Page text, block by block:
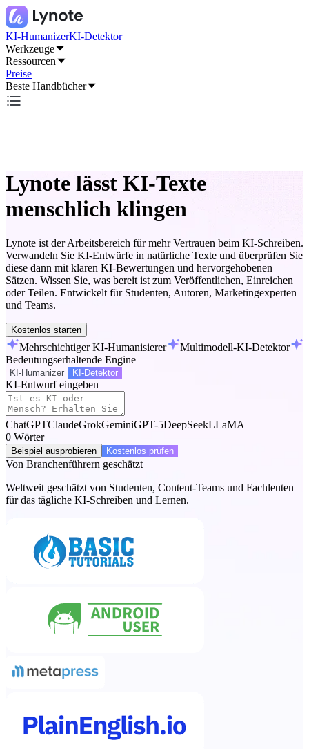
KI-HumanizerKI-Detektor
Werkzeuge
Ressourcen
Preise
Beste Handbücher
Lynote lässt KI-Texte
menschlich klingen
Lynote ist der Arbeitsbereich für mehr Vertrauen beim KI-Schreiben.
Verwandeln Sie KI-Entwürfe in natürliche Texte und überprüfen Sie
diese dann mit klaren KI-Bewertungen und hervorgehobenen
Sätzen. Wissen Sie, was bereit ist zum Veröffentlichen, Einreichen
oder Teilen. Entwickelt für Studenten, Autoren, Marketingexperten
und Teams.
Kostenlos starten
Mehrschichtiger KI-Humanisierer
Multimodell-KI-Detektor
Bedeutungserhaltende Engine
KI-Humanizer KI-Detektor
KI-Entwurf eingeben
ChatGPTClaudeGrokGeminiGPT-5DeepSeekLLaMA
0 Wörter
Beispiel ausprobieren Kostenlos prüfen
Von Branchenführern geschätzt
Weltweit geschätzt von Studenten, Content-Teams und Fachleuten
für das tägliche KI-Schreiben und Lernen.